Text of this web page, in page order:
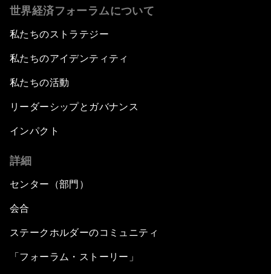
世界経済フォーラムについて
私たちのストラテジー
私たちのアイデンティティ
私たちの活動
リーダーシップとガバナンス
インパクト
詳細
センター（部門）
会合
ステークホルダーのコミュニティ
「フォーラム・ストーリー」